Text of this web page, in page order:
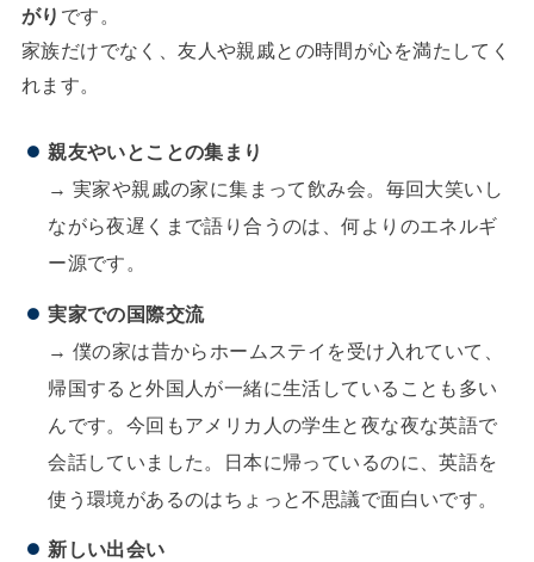
がり です。
家族だけでなく、友人や親戚との時間が心を満たしてく
れます。
親友やいとことの集まり
→ 実家や親戚の家に集まって飲み会。毎回大笑いし
ながら夜遅くまで語り合うのは、何よりのエネルギ
ー源です。
実家での国際交流
→ 僕の家は昔からホームステイを受け入れていて、
帰国すると外国人が一緒に生活していることも多い
んです。今回もアメリカ人の学生と夜な夜な英語で
会話していました。日本に帰っているのに、英語を
使う環境があるのはちょっと不思議で面白いです。
新しい出会い